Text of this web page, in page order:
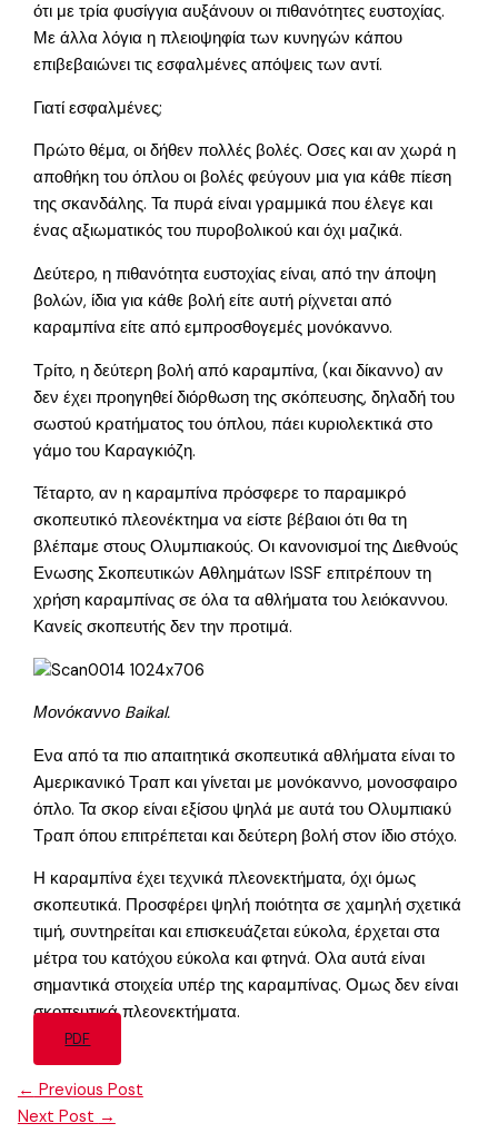
ότι με τρία φυσίγγια αυξάνουν οι πιθανότητες ευστοχίας.
Με άλλα λόγια η πλειοψηφία των κυνηγών κάπου
επιβεβαιώνει τις εσφαλμένες απόψεις των αντί.
Γιατί εσφαλμένες;
Πρώτο θέμα, οι δήθεν πολλές βολές. Οσες και αν χωρά η
αποθήκη του όπλου οι βολές φεύγουν μια για κάθε πίεση
της σκανδάλης. Τα πυρά είναι γραμμικά που έλεγε και
ένας αξιωματικός του πυροβολικού και όχι μαζικά.
Δεύτερο, η πιθανότητα ευστοχίας είναι, από την άποψη
βολών, ίδια για κάθε βολή είτε αυτή ρίχνεται από
καραμπίνα είτε από εμπροσθογεμές μονόκαννο.
Τρίτο, η δεύτερη βολή από καραμπίνα, (και δίκαννο) αν
δεν έχει προηγηθεί διόρθωση της σκόπευσης, δηλαδή του
σωστού κρατήματος του όπλου, πάει κυριολεκτικά στο
γάμο του Καραγκιόζη.
Τέταρτο, αν η καραμπίνα πρόσφερε το παραμικρό
σκοπευτικό πλεονέκτημα να είστε βέβαιοι ότι θα τη
βλέπαμε στους Ολυμπιακούς. Οι κανονισμοί της Διεθνούς
Ενωσης Σκοπευτικών Αθλημάτων ISSF επιτρέπουν τη
χρήση καραμπίνας σε όλα τα αθλήματα του λειόκαννου.
Κανείς σκοπευτής δεν την προτιμά.
Μονόκαννο Baikal.
Ενα από τα πιο απαιτητικά σκοπευτικά αθλήματα είναι το
Αμερικανικό Τραπ και γίνεται με μονόκαννο, μονοσφαιρο
όπλο. Τα σκορ είναι εξίσου ψηλά με αυτά του Ολυμπιακύ
Τραπ όπου επιτρέπεται και δεύτερη βολή στον ίδιο στόχο.
Η καραμπίνα έχει τεχνικά πλεονεκτήματα, όχι όμως
σκοπευτικά. Προσφέρει ψηλή ποιότητα σε χαμηλή σχετικά
τιμή, συντηρείται και επισκευάζεται εύκολα, έρχεται στα
μέτρα του κατόχου εύκολα και φτηνά. Ολα αυτά είναι
σημαντικά στοιχεία υπέρ της καραμπίνας. Ομως δεν είναι
σκοπευτικά πλεονεκτήματα.
PDF
← Previous Post
Next Post →